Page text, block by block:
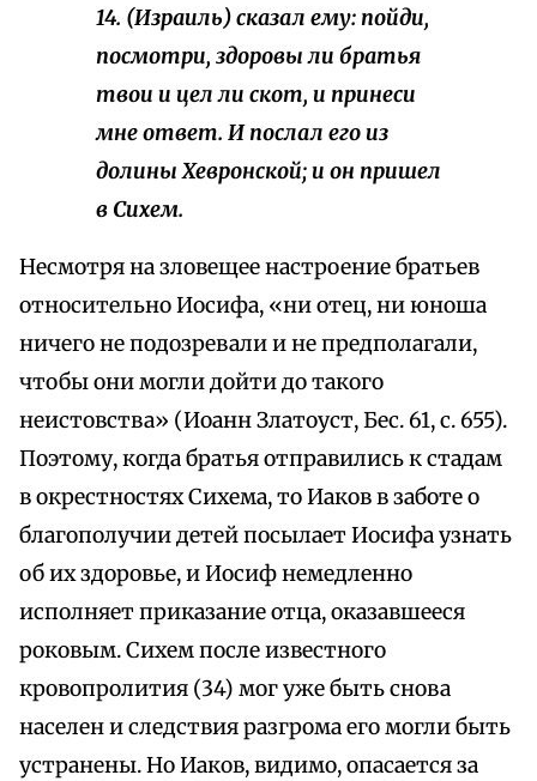
14. (Израиль) сказал ему: пойди,
посмотри, здоровы ли братья
твои и цел ли скот, и принеси
мне ответ. И послал его из
долины Хевронской; и он пришел
в Сихем.
Несмотря на зловещее настроение братьев
относительно Иосифа, «ни отец, ни юноша
ничего не подозревали и не предполагали,
чтобы они могли дойти до такого
неистовства» (Иоанн Златоуст, Бес. 61, с. 655).
Поэтому, когда братья отправились к стадам
в окрестностях Сихема, то Иаков в заботе о
благополучии детей посылает Иосифа узнать
об их здоровье, и Иосиф немедленно
исполняет приказание отца, оказавшееся
роковым. Сихем после известного
кровопролития (34) мог уже быть снова
населен и следствия разгрома его могли быть
устранены. Но Иаков, видимо, опасается за